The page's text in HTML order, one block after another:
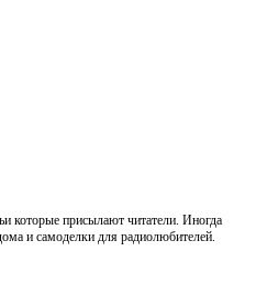
которые присылают читатели. Иногда
и самоделки для радиолюбителей.